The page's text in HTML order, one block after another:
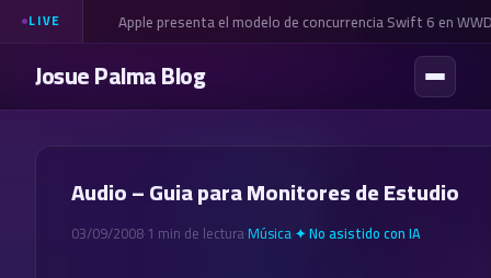
LIVE Apple presenta el modelo de concurrencia Swift 6 en
Josue Palma Blog
Audio – Guia para Monitores de Estudio
03/09/2008·1 min de lectura·Música·✦ No asistido con IA